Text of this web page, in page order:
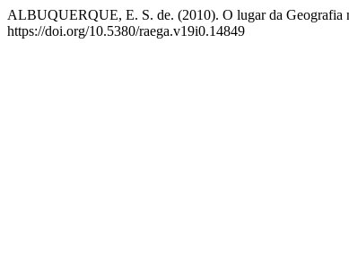
ALBUQUERQUE, E. S. de. (2010). O lugar da Geografia
https://doi.org/10.5380/raega.v19i0.14849